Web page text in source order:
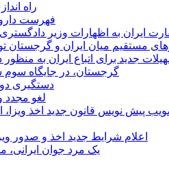
راه
فهرست
ایران به اظهارات وزیر
مستقیم میان ایران و گرجستان
جدید برای اتباع ایران به
گرجستان، در جایگاه
دستگیری
لغو مجدد
پیش نویس قانون جدید اخذ
اعلام شرایط جدید اخذ و صدور
یک مرد جوان ایرانی، متهم به قتل